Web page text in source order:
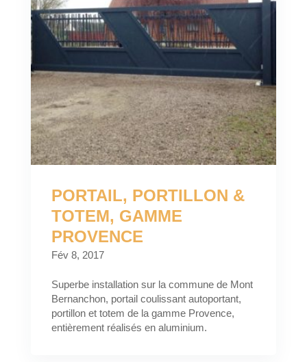
PORTAIL, PORTILLON &
TOTEM, GAMME
PROVENCE
Fév 8, 2017
Superbe installation sur la commune de Mont
Bernanchon, portail coulissant autoportant,
portillon et totem de la gamme Provence,
entièrement réalisés en aluminium.